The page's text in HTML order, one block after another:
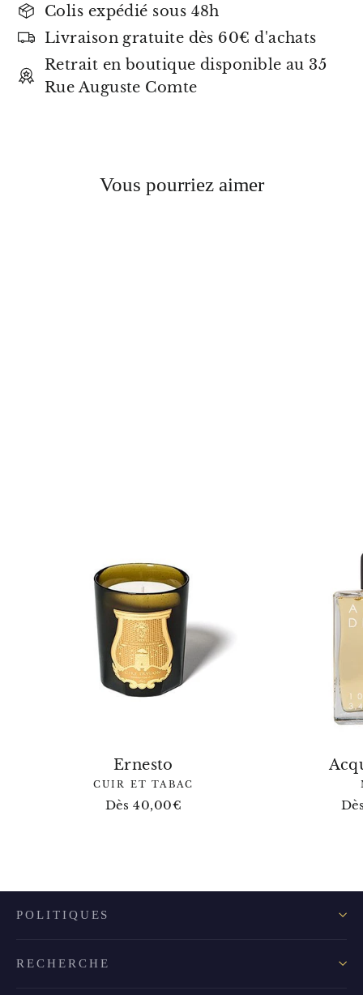
Colis expédié sous 48h
Livraison gratuite dès 60€ d'achats
Retrait en boutique disponible au 35
Rue Auguste Comte
Vous pourriez aimer
Ernesto
CUIR ET TABAC
Dès 40,00€
POLITIQUES
RECHERCHE